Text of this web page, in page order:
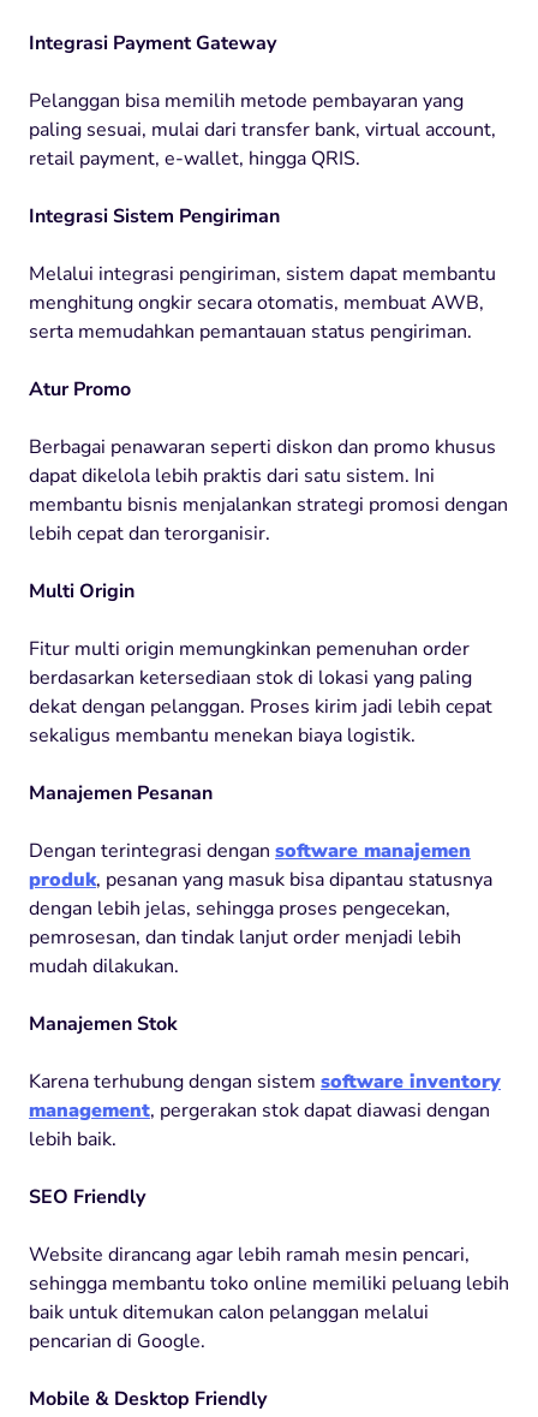
Integrasi Payment Gateway
Pelanggan bisa memilih metode pembayaran yang
paling sesuai, mulai dari transfer bank, virtual account,
retail payment, e-wallet, hingga QRIS.
Integrasi Sistem Pengiriman
Melalui integrasi pengiriman, sistem dapat membantu
menghitung ongkir secara otomatis, membuat AWB,
serta memudahkan pemantauan status pengiriman.
Atur Promo
Berbagai penawaran seperti diskon dan promo khusus
dapat dikelola lebih praktis dari satu sistem. Ini
membantu bisnis menjalankan strategi promosi dengan
lebih cepat dan terorganisir.
Multi Origin
Fitur multi origin memungkinkan pemenuhan order
berdasarkan ketersediaan stok di lokasi yang paling
dekat dengan pelanggan. Proses kirim jadi lebih cepat
sekaligus membantu menekan biaya logistik.
Manajemen Pesanan
Dengan terintegrasi dengan software manajemen
produk, pesanan yang masuk bisa dipantau statusnya
dengan lebih jelas, sehingga proses pengecekan,
pemrosesan, dan tindak lanjut order menjadi lebih
mudah dilakukan.
Manajemen Stok
Karena terhubung dengan sistem software inventory
management, pergerakan stok dapat diawasi dengan
lebih baik.
SEO Friendly
Website dirancang agar lebih ramah mesin pencari,
sehingga membantu toko online memiliki peluang lebih
baik untuk ditemukan calon pelanggan melalui
pencarian di Google.
Mobile & Desktop Friendly